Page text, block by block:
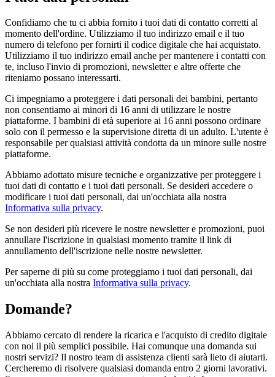
Confidiamo che tu ci abbia fornito i tuoi dati di contatto corretti al
momento dell'ordine. Utilizziamo il tuo indirizzo email e il tuo
numero di telefono per fornirti il codice digitale che hai acquistato.
Utilizziamo il tuo indirizzo email anche per mantenere i contatti con
te, incluso l'invio di promozioni, newsletter e altre offerte che
riteniamo possano interessarti.
Ci impegniamo a proteggere i dati personali dei bambini, pertanto
non consentiamo ai minori di 16 anni di utilizzare le nostre
piattaforme. I bambini di età superiore ai 16 anni possono ordinare
solo con il permesso e la supervisione diretta di un adulto. L'utente è
responsabile per qualsiasi attività condotta da un minore sulle nostre
piattaforme.
Abbiamo adottato misure tecniche e organizzative per proteggere i
tuoi dati di contatto e i tuoi dati personali. Se desideri accedere o
modificare i tuoi dati personali, dai un'occhiata alla nostra
Informativa sulla privacy.
Se non desideri più ricevere le nostre newsletter e promozioni, puoi
annullare l'iscrizione in qualsiasi momento tramite il link di
annullamento dell'iscrizione nelle nostre newsletter.
Per saperne di più su come proteggiamo i tuoi dati personali, dai
un'occhiata alla nostra Informativa sulla privacy.
Domande?
Abbiamo cercato di rendere la ricarica e l'acquisto di credito digitale
con noi il più semplici possibile. Hai comunque una domanda sui
nostri servizi? Il nostro team di assistenza clienti sarà lieto di aiutarti.
Cercheremo di risolvere qualsiasi domanda entro 2 giorni lavorativi.